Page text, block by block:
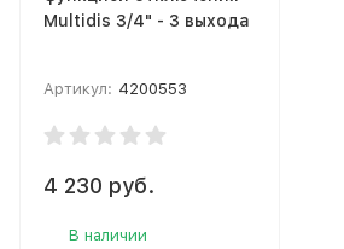
Multidis 3/4" - 3 выхода
Артикул: 4200553
4 230 руб.
В наличии